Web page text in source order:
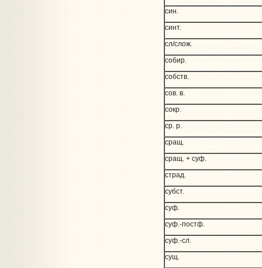
син.
синт.
сл/слож.
собир.
собств.
сов. в.
сокр.
ср. р.
сращ.
сращ. + суф.
страд.
субст.
суф.
суф.-постф.
суф.-сл.
сущ.